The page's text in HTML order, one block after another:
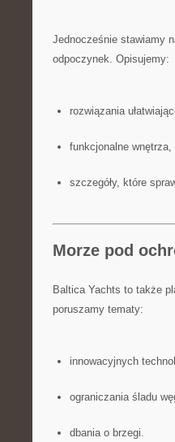
Jednocześnie stawiamy
odpoczynek. Opisujemy:
rozwiązania
funkcjonalne wnętrza,
szczegóły, które
Morze pod
Baltica Yachts to także
poruszamy tematy:
innowacyjnych
ograniczania śladu
dbania o brzegi.